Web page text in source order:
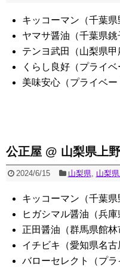
キッコーマン（千葉県
ヤマサ醤油（千葉県銚
テンヨ武田（山梨県甲
くらし良好（プライベ
美味安心（プライベー
公正屋 @ 山梨県上
2024/6/15 山梨県, 山梨
キッコーマン（千葉県
ヒガシマル醤油（兵庫
正田醤油（群馬県館林
イチビキ（愛知県名古
バローセレクト（プラ